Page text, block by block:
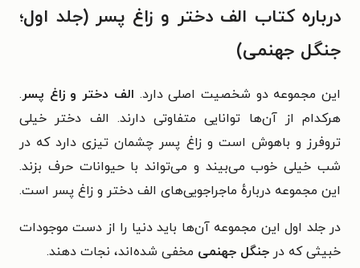
درباره کتاب الف دختر و زاغ پسر (جلد اول؛
جنگل جهنمی)
این مجموعه دو شخصیت اصلی دارد. الف دختر و زاغ پسر.
هرکدام از آن‌ها توانایی متفاوتی دارند. الف دختر خیلی
تروفرز و باهوش است و زاغ پسر چشمان تیزی دارد که در
شب خیلی خوب می‌بیند و می‌تواند با حیوانات حرف بزند.
این مجموعه درباره‌ٔ ماجراجویی‌های الف دختر و زاغ پسر است.
در جلد اول این مجموعه آن‌ها باید دنیا را از دست موجودات
خبیثی که در جنگل جهنمی مخفی شده‌اند، نجات دهند.